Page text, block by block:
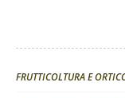
FRUTTICOLTURA E